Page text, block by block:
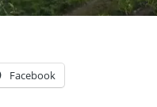
Facebook